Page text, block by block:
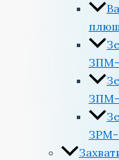
ЗПМ-
ЗПМ-
ЗРМ-